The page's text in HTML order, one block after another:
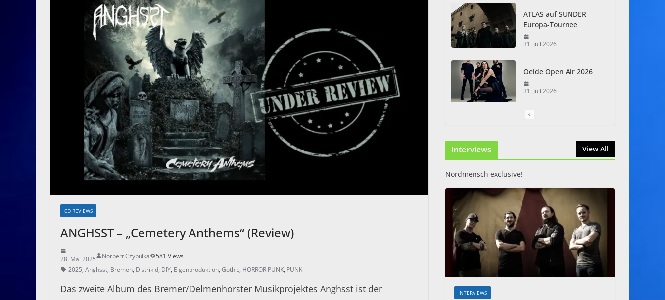
CD REVIEWS
ANGHSST – „Cemetery Anthems“ (Review)
28. Mai 2025 Norbert Czybulka
581 Views
2025, Anghsst, Bremen, Distrikid, DIY, Eigenproduktion, Gothic, HORROR PUNK, PUNK
Das zweite Album des Bremer/Delmenhorster Musikprojektes Anghsst ist der
ATLAS auf SUNDER
Europa-Tournee
31. Juli 2026
Oelde Open Air 2026
31. Juli 2026
I Prevail – Violent
Interviews View All
Nordmensch exclusive!
INTERVIEWS